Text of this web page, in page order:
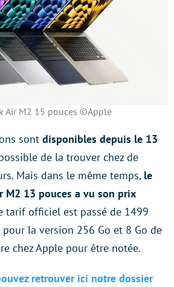
Air M2 15 pouces ©Apple
sont disponibles depuis le 13
de la trouver chez de
Mais dans le même temps, le
M2 13 pouces a vu son prix
tarif officiel est passé de 1499
la version 256 Go et 8 Go de
chez Apple pour être notée.
retrouver ici notre dossier